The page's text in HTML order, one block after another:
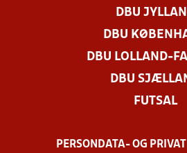
DBU
DBU
DBU LOLLAND-
DBU
FUTSAL
PERSONDATA- OG